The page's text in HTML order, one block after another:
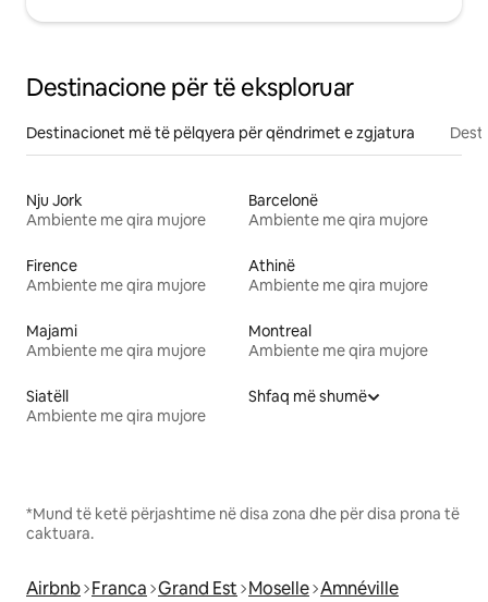
Destinacione për të eksploruar
Destinacionet më të pëlqyera për qëndrimet e zgjatura
Nju Jork
Ambiente me qira mujore
Barcelonë
Ambiente me qira mujore
Firence
Ambiente me qira mujore
Athinë
Ambiente me qira mujore
Majami
Ambiente me qira mujore
Montreal
Ambiente me qira mujore
Siatëll
Ambiente me qira mujore
Shfaq më shumë
*Mund të ketë përjashtime në disa zona dhe për disa prona të
caktuara.
Airbnb Franca Grand Est Moselle Amnéville